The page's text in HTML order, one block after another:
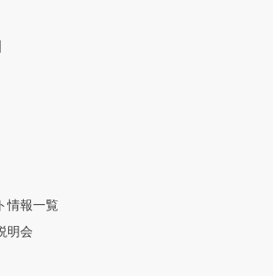
情報一覧
明会